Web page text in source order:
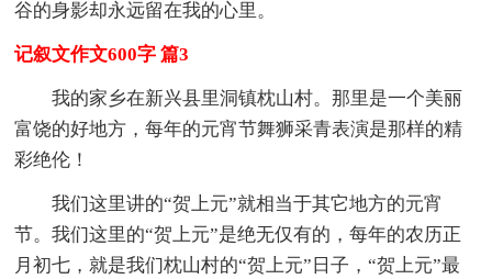
谷的身影却永远留在我的心里。
记叙文作文600字 篇3
我的家乡在新兴县里洞镇枕山村。那里是一个美丽
富饶的好地方，每年的元宵节舞狮采青表演是那样的精
彩绝伦！
我们这里讲的“贺上元”就相当于其它地方的元宵
节。我们这里的“贺上元”是绝无仅有的，每年的农历正
月初七，就是我们枕山村的“贺上元”日子，“贺上元”最